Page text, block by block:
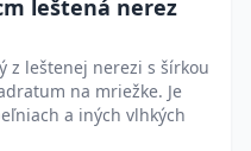
leštená nerez
z leštenej nerezi s šírkou
na mriežke. Je
a iných vlhkých